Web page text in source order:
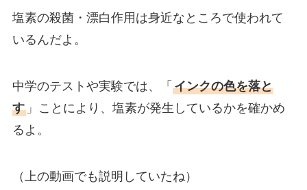
塩素の殺菌・漂白作用は身近なところで使われて
いるんだよ。
中学のテストや実験では、「 インクの色を落と
す」ことにより、塩素が発生しているかを確かめ
るよ。
（上の動画でも説明していたね）